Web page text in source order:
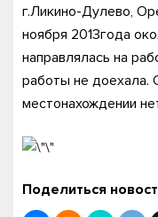
г.Ликино-Дулево,
ноября 2013года
направлялась на
работы не доехала.
местонахождении
Поделиться